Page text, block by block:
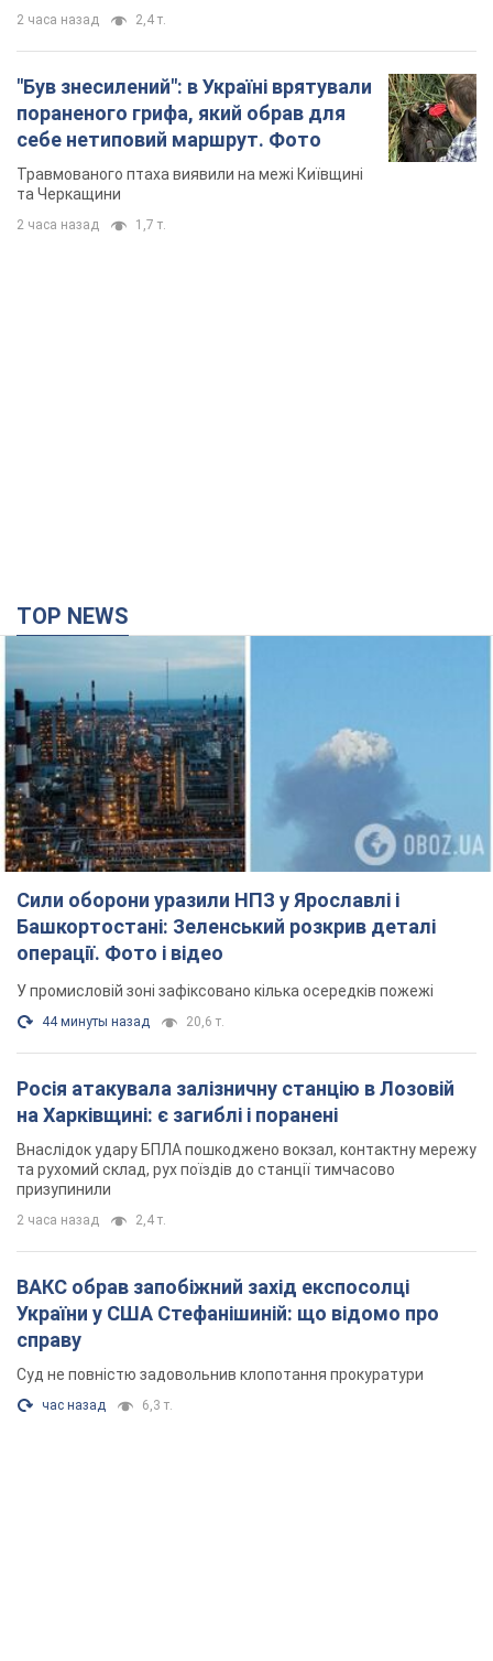
2 часа назад 2,4 т.
"Був знесилений": в Україні врятували
пораненого грифа, який обрав для
себе нетиповий маршрут. Фото
Травмованого птаха виявили на межі Київщині
та Черкащини
2 часа назад 1,7 т.
TOP NEWS
Сили оборони уразили НПЗ у Ярославлі і
Башкортостані: Зеленський розкрив деталі
операції. Фото і відео
У промисловій зоні зафіксовано кілька осередків пожежі
44 минуты назад 20,6 т.
Росія атакувала залізничну станцію в Лозовій
на Харківщині: є загиблі і поранені
Внаслідок удару БПЛА пошкоджено вокзал, контактну мережу
та рухомий склад, рух поїздів до станції тимчасово
призупинили
2 часа назад 2,4 т.
ВАКС обрав запобіжний захід експосолці
України у США Стефанішиній: що відомо про
справу
Суд не повністю задовольнив клопотання прокуратури
час назад 6,3 т.